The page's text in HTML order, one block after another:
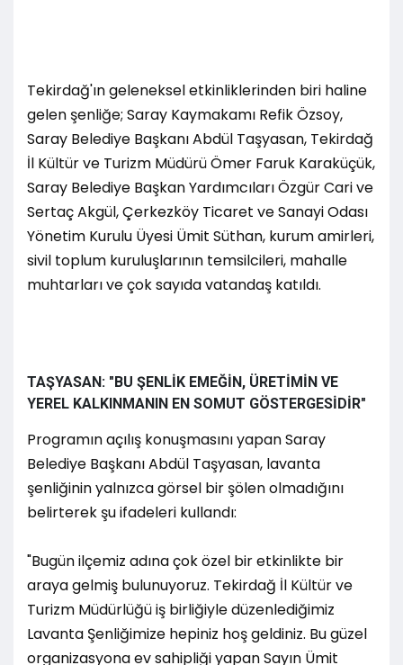
Tekirdağ'ın geleneksel etkinliklerinden biri haline
gelen şenliğe; Saray Kaymakamı Refik Özsoy,
Saray Belediye Başkanı Abdül Taşyasan, Tekirdağ
İl Kültür ve Turizm Müdürü Ömer Faruk Karaküçük,
Saray Belediye Başkan Yardımcıları Özgür Cari ve
Sertaç Akgül, Çerkezköy Ticaret ve Sanayi Odası
Yönetim Kurulu Üyesi Ümit Süthan, kurum amirleri,
sivil toplum kuruluşlarının temsilcileri, mahalle
muhtarları ve çok sayıda vatandaş katıldı.
TAŞYASAN: "BU ŞENLİK EMEĞİN, ÜRETİMİN VE
YEREL KALKINMANIN EN SOMUT GÖSTERGESİDİR"
Programın açılış konuşmasını yapan Saray
Belediye Başkanı Abdül Taşyasan, lavanta
şenliğinin yalnızca görsel bir şölen olmadığını
belirterek şu ifadeleri kullandı:
"Bugün ilçemiz adına çok özel bir etkinlikte bir
araya gelmiş bulunuyoruz. Tekirdağ İl Kültür ve
Turizm Müdürlüğü iş birliğiyle düzenlediğimiz
Lavanta Şenliğimize hepiniz hoş geldiniz. Bu güzel
organizasyona ev sahipliği yapan Sayın Ümit